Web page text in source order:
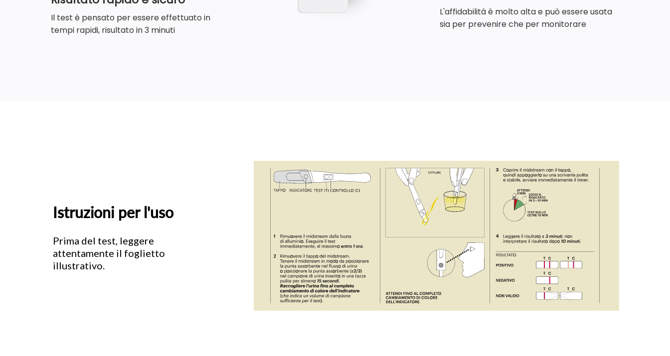
Il test è pensato per essere effettuato in
tempi rapidi, risultato in 3 minuti
L'affidabilità è molto alta e può essere usata
sia per prevenire che per monitorare
Istruzioni per l'uso
Prima del test, leggere
attentamente il foglietto
illustrativo.